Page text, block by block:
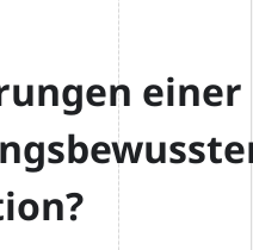
einer